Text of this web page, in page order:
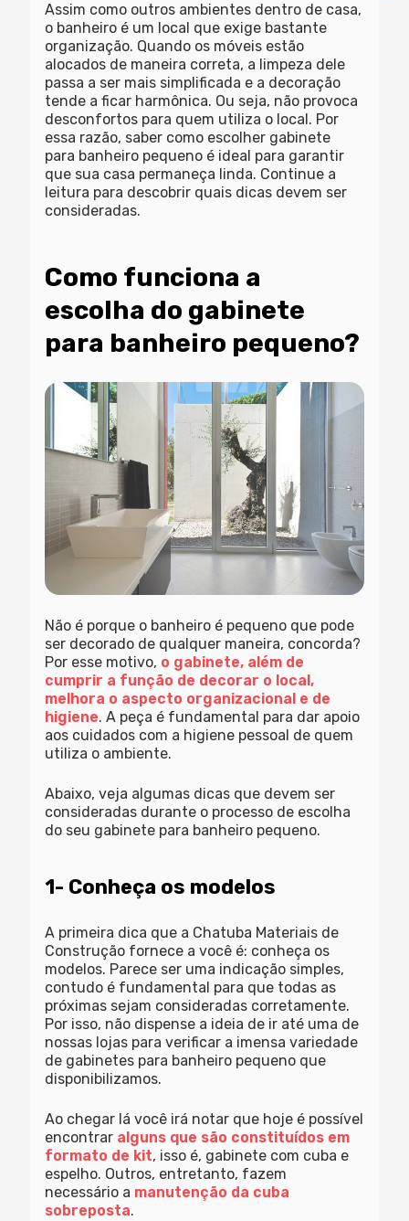
Assim como outros ambientes dentro de casa,
o banheiro é um local que exige bastante
organização. Quando os móveis estão
alocados de maneira correta, a limpeza dele
passa a ser mais simplificada e a decoração
tende a ficar harmônica. Ou seja, não provoca
desconfortos para quem utiliza o local. Por
essa razão, saber como escolher gabinete
para banheiro pequeno é ideal para garantir
que sua casa permaneça linda. Continue a
leitura para descobrir quais dicas devem ser
consideradas.
Como funciona a
escolha do gabinete
para banheiro pequeno?
Não é porque o banheiro é pequeno que pode
ser decorado de qualquer maneira, concorda?
Por esse motivo, o gabinete, além de
cumprir a função de decorar o local,
melhora o aspecto organizacional e de
higiene. A peça é fundamental para dar apoio
aos cuidados com a higiene pessoal de quem
utiliza o ambiente.
Abaixo, veja algumas dicas que devem ser
consideradas durante o processo de escolha
do seu gabinete para banheiro pequeno.
1- Conheça os modelos
A primeira dica que a Chatuba Materiais de
Construção fornece a você é: conheça os
modelos. Parece ser uma indicação simples,
contudo é fundamental para que todas as
próximas sejam consideradas corretamente.
Por isso, não dispense a ideia de ir até uma de
nossas lojas para verificar a imensa variedade
de gabinetes para banheiro pequeno que
disponibilizamos.
Ao chegar lá você irá notar que hoje é possível
encontrar alguns que são constituídos em
formato de kit, isso é, gabinete com cuba e
espelho. Outros, entretanto, fazem
necessário a manutenção da cuba
sobreposta.